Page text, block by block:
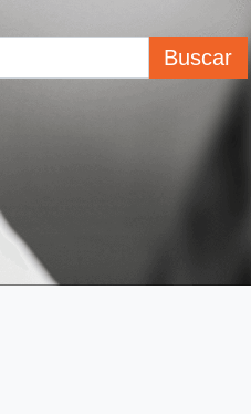
Buscar